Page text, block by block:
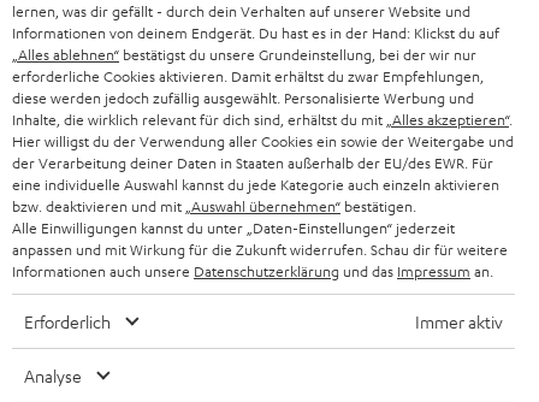
Zubehör
Notwendiges Zubehör
Bitte prüfe, ob benötigte Verbindungskabel im
Lieferumfang enthalten sind.
lernen, was dir gefällt - durch dein Verhalten auf unserer Website und
Informationen von deinem Endgerät. Du hast es in der Hand: Klickst du auf
„Alles ablehnen“ bestätigst du unsere Grundeinstellung, bei der wir nur
erforderliche Cookies aktivieren. Damit erhältst du zwar Empfehlungen,
diese werden jedoch zufällig ausgewählt. Personalisierte Werbung und
Inhalte, die wirklich relevant für dich sind, erhältst du mit „Alles akzeptieren“.
Hier willigst du der Verwendung aller Cookies ein sowie der Weitergabe und
der Verarbeitung deiner Daten in Staaten außerhalb der EU/des EWR. Für
eine individuelle Auswahl kannst du jede Kategorie auch einzeln aktivieren
bzw. deaktivieren und mit „Auswahl übernehmen“ bestätigen.
Alle Einwilligungen kannst du unter „Daten-Einstellungen“ jederzeit
anpassen und mit Wirkung für die Zukunft widerrufen. Schau dir für weitere
Informationen auch unsere Datenschutzerklärung und das Impressum an.
Erforderlich Immer aktiv
Analyse